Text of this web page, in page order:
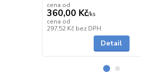
cena od
360,00 Kč/ks
cena od
297,52 Kč bez DPH
Detail